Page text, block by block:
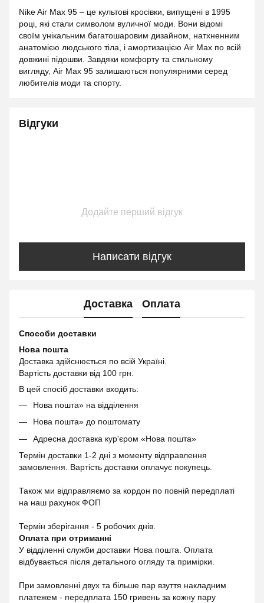
Nike Air Max 95 – це культові кросівки, випущені в 1995
році, які стали символом вуличної моди. Вони відомі
своїм унікальним багатошаровим дизайном, натхненним
анатомією людського тіла, і амортизацією Air Max по всій
довжині підошви. Завдяки комфорту та стильному
вигляду, Air Max 95 залишаються популярними серед
любителів моди та спорту.
Відгуки
Додайте перший відгук
Написати відгук
Доставка Оплата
Способи доставки
Нова пошта
Доставка здійснюється по всій Україні.
Вартість доставки від 100 грн.
В цей спосіб доставки входить:
Нова пошта» на відділення
Нова пошта» до поштомату
Адресна доставка кур'єром «Нова пошта»
Термін доставки 1-2 дні з моменту відправлення
замовлення. Вартість доставки оплачує покупець.
Також ми відправляємо за кордон по повній передплаті
на наш рахунок ФОП
Термін зберігання - 5 робочих днів.
Оплата при отриманні
У відділенні служби доставки Нова пошта. Оплата
відбувається після детального огляду та примірки.
При замовленні двух та більше пар взуття накладним
платежем - передплата 150 гривень за кожну пару